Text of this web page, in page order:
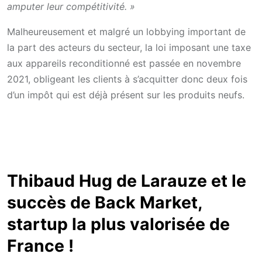
amputer leur compétitivité. »
Malheureusement et malgré un lobbying important de
la part des acteurs du secteur, la loi imposant une taxe
aux appareils reconditionné est passée en novembre
2021, obligeant les clients à s’acquitter donc deux fois
d’un impôt qui est déjà présent sur les produits neufs.
Thibaud Hug de Larauze et le
succès de Back Market,
startup la plus valorisée de
France !